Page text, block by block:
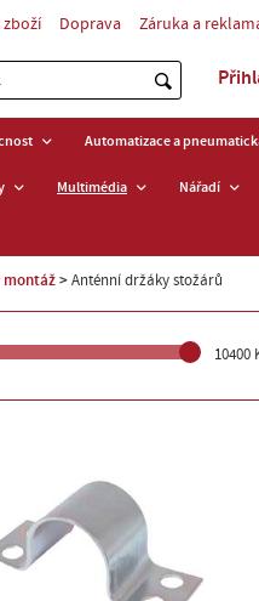
Doprava Záruka a
Automatizace a
Multimédia Nářadí
montáž Anténní držáky stožárů
10400